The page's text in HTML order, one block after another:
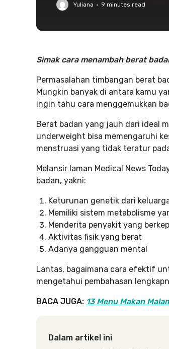
Yuliana · 9 minutes read
Simak cara menambah berat
Permasalahan timbangan berat
Mungkin banyak di antara kamu
ingin tahu cara menggemukkan
Berat badan yang jauh dari ideal
underweight bisa memengaruhi
menstruasi yang tidak teratur
Melansir laman Medical News
badan, yakni:
Keturunan genetik dari
Memiliki sistem metabolisme
Menderita penyakit yang
Aktivitas fisik yang berat
Adanya gangguan mental
Lantas, bagaimana cara efektif
mengetahui pembahasan
BACA JUGA: 13 Menu Makan
Dalam artikel ini